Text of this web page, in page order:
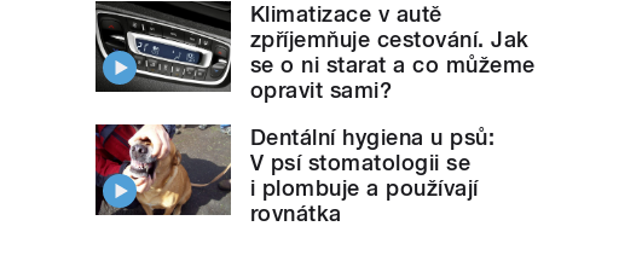
Klimatizace v autě
zpříjemňuje cestování. Jak
se o ni starat a co můžeme
opravit sami?
Dentální hygiena u psů:
V psí stomatologii se
i plombuje a používají
rovnátka